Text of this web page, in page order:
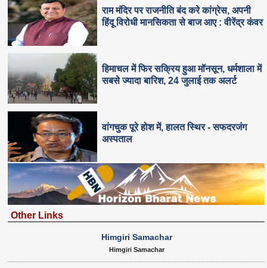
राम मंदिर पर राजनीति बंद करे कांग्रेस, अपनी
हिंदू विरोधी मानसिकता से बाज आए : वीरेंद्र कंवर
हिमाचल में फिर सक्रिय हुआ मॉनसून, धर्मशाला में
सबसे ज्यादा बारिश, 24 जुलाई तक अलर्ट
वांगचुक पूरे होश में, हालत स्थिर - सफदरजंग
अस्पताल
Other Links
Himgiri Samachar
Himgiri Samachar